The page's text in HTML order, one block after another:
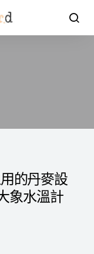
的丹麥設
象水溫計